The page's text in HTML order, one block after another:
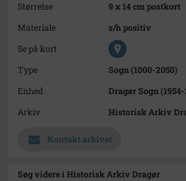
Størrelse
9 x 14 cm postkort
Materiale
s/h positiv
Se på kort
Type
Sogn (1000-2050)
Enhed
Dragør Sogn
Arkiv
Historisk Arkiv
Kontakt arkivet
Søg videre i Historisk Arkiv Dragør